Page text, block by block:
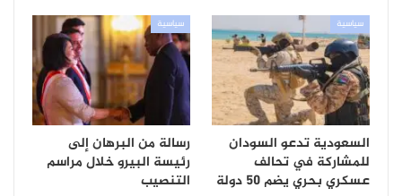
سياسية
السعودية تدعو السودان
للمشاركة في تحالف
عسكري بحري يضم 50 دولة
سياسية
رسالة من البرهان إلى
رئيسة البيرو خلال مراسم
التنصيب